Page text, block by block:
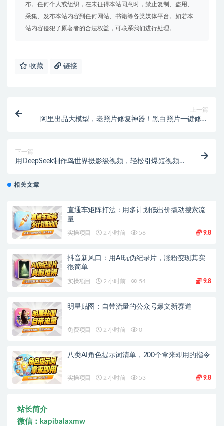
布。任何个人或组织，在未征得本站同意时，禁止复制、盗用、
采集、发布本站内容到任何网站、书籍等各类媒体平台。如若本
站内容侵犯了原著者的合法权益，可联系我们进行处理。
收藏 链接
上一篇
阿里出品大模型，老照片修复神器！黑白照片一键修复
下一篇
用DeepSeek制作鸟世界摄影级视频，轻松引爆短视频
相关文章
直通车矩阵打法：用多计划低出价撬动搜索流
量
实操项目 2 小时前 56 9.8
抖音新风口：用AI玩伪纪录片，涨粉变现其实
很简单
实操项目 2 小时前 54 9.8
明星贴图：自带流量的公众号爆文新赛道
免费项目 2 小时前 0
八类AI角色提示词清单，200个拿来即用的指令
实操项目 2 小时前 53 9.8
站长简介
微信：kapibalaxmw